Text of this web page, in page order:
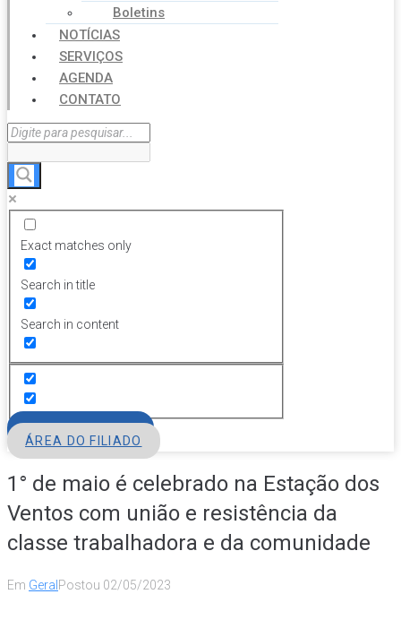
Boletins
NOTÍCIAS
SERVIÇOS
AGENDA
CONTATO
Exact matches only
Search in title
Search in content
ÁREA DO FILIADO
1° de maio é celebrado na Estação dos
Ventos com união e resistência da
classe trabalhadora e da comunidade
Em Geral Postou 02/05/2023